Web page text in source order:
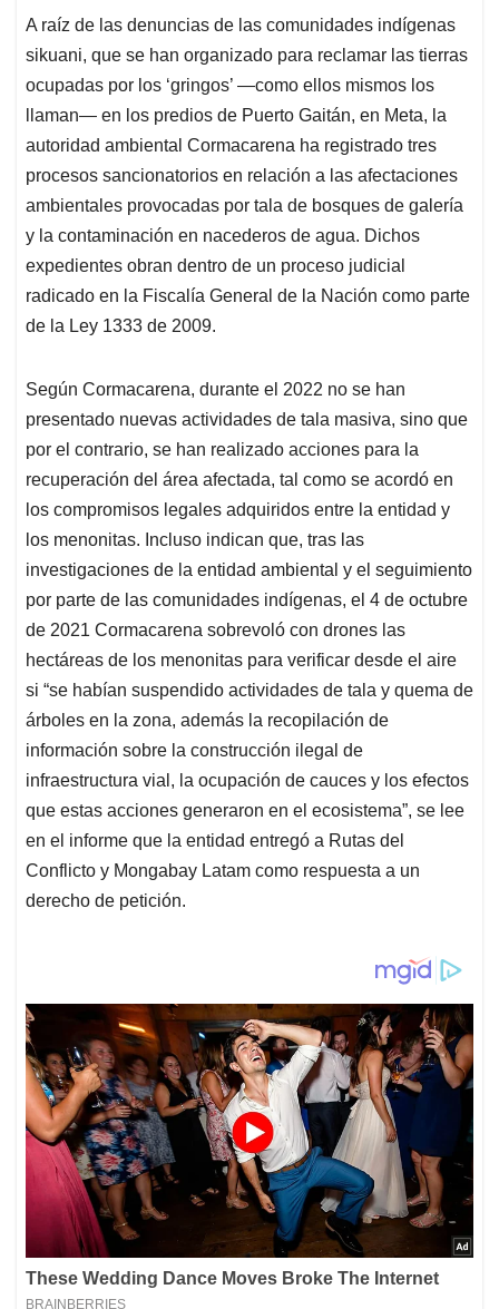
A raíz de las denuncias de las comunidades indígenas
sikuani, que se han organizado para reclamar las tierras
ocupadas por los ‘gringos’ —como ellos mismos los
llaman— en los predios de Puerto Gaitán, en Meta, la
autoridad ambiental Cormacarena ha registrado tres
procesos sancionatorios en relación a las afectaciones
ambientales provocadas por tala de bosques de galería
y la contaminación en nacederos de agua. Dichos
expedientes obran dentro de un proceso judicial
radicado en la Fiscalía General de la Nación como parte
de la Ley 1333 de 2009.
Según Cormacarena, durante el 2022 no se han
presentado nuevas actividades de tala masiva, sino que
por el contrario, se han realizado acciones para la
recuperación del área afectada, tal como se acordó en
los compromisos legales adquiridos entre la entidad y
los menonitas. Incluso indican que, tras las
investigaciones de la entidad ambiental y el seguimiento
por parte de las comunidades indígenas, el 4 de octubre
de 2021 Cormacarena sobrevoló con drones las
hectáreas de los menonitas para verificar desde el aire
si “se habían suspendido actividades de tala y quema de
árboles en la zona, además la recopilación de
información sobre la construcción ilegal de
infraestructura vial, la ocupación de cauces y los efectos
que estas acciones generaron en el ecosistema”, se lee
en el informe que la entidad entregó a Rutas del
Conflicto y Mongabay Latam como respuesta a un
derecho de petición.